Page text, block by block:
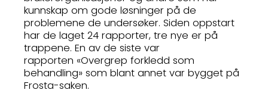
kunnskap om gode løsninger på de
problemene de undersøker. Siden oppstart
har de laget 24 rapporter, tre nye er på
trappene. En av de siste var
rapporten «Overgrep forkledd som
behandling» som blant annet var bygget på
Frosta-saken.